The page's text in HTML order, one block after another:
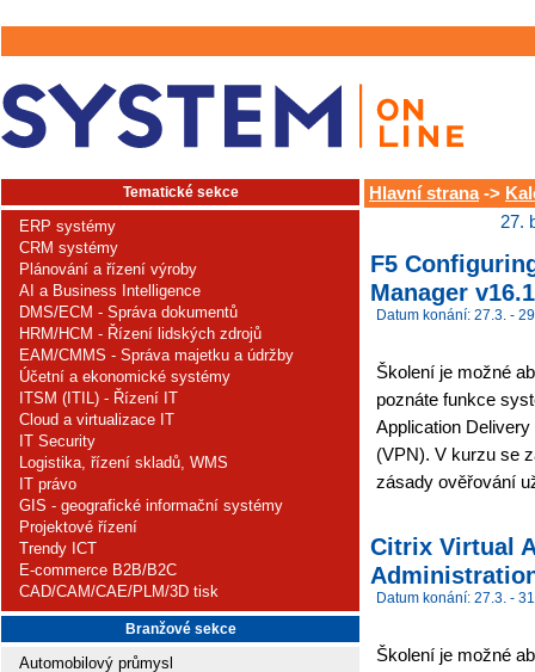
Tematické sekce
ERP systémy
CRM systémy
Plánování a řízení výroby
AI a Business Intelligence
DMS/ECM - Správa dokumentů
HRM/HCM - Řízení lidských zdrojů
EAM/CMMS - Správa majetku a údržby
Účetní a ekonomické systémy
ITSM (ITIL) - Řízení IT
Cloud a virtualizace IT
IT Security
Logistika, řízení skladů, WMS
IT právo
GIS - geografické informační systémy
Projektové řízení
Trendy ICT
E-commerce B2B/B2C
CAD/CAM/CAE/PLM/3D tisk
Branžové sekce
Automobilový průmysl
Hlavní strana->
27.
F5
Manager
Datum konání: 27.3. -
Školení je možné
poznáte funkce
Application
(VPN). V kurzu se
zásady ověřování
Citrix Virtual
Datum konání: 27.3. -
Školení je možné